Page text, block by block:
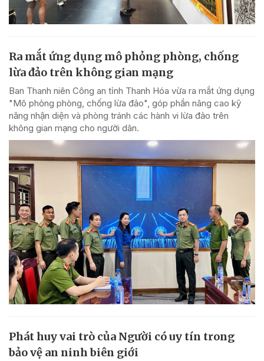
Ra mắt ứng dụng mô phỏng phòng, chống
lừa đảo trên không gian mạng
Ban Thanh niên Công an tỉnh Thanh Hóa vừa ra mắt ứng dụng
"Mô phỏng phòng, chống lừa đảo", góp phần nâng cao kỹ
năng nhận diện và phòng tránh các hành vi lừa đảo trên
không gian mạng cho người dân.
Phát huy vai trò của Người có uy tín trong
bảo vệ an ninh biên giới